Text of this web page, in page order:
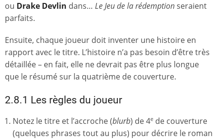
ou Drake Devlin dans… Le Jeu de la rédemptionseraient
parfaits.
Ensuite, chaque joueur doit inventer une histoire en
rapport avec le titre. L’histoire n’a pas besoin d’être très
détaillée – en fait, elle ne devrait pas être plus longue
que le résumé sur la quatrième de couverture.
2.8.1 Les règles du joueur
Notez le titre et l’accroche (blurb) de 4e de couverture
(quelques phrases tout au plus) pour décrire le roman